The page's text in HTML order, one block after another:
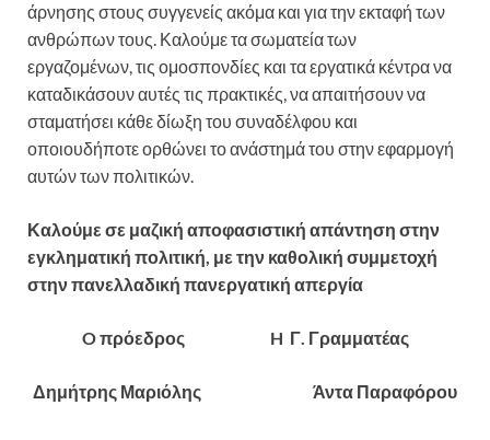
άρνησης στους συγγενείς ακόμα και για την εκταφή των
ανθρώπων τους. Καλούμε τα σωματεία των
εργαζομένων, τις ομοσπονδίες και τα εργατικά κέντρα να
καταδικάσουν αυτές τις πρακτικές, να απαιτήσουν να
σταματήσει κάθε δίωξη του συναδέλφου και
οποιουδήποτε ορθώνει το ανάστημά του στην εφαρμογή
αυτών των πολιτικών.
Καλούμε σε μαζική αποφασιστική απάντηση στην
εγκληματική πολιτική, με την καθολική συμμετοχή
στην πανελλαδική πανεργατική απεργία
O πρόεδρος H Γ. Γραμματέας
Δημήτρης Μαριόλης Άντα Παραφόρου